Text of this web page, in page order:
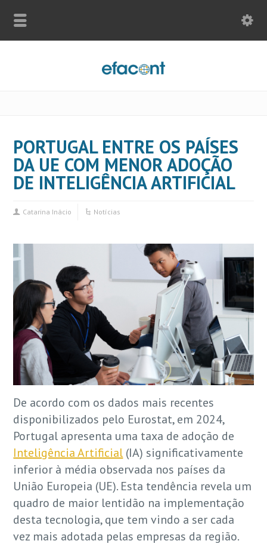
PORTUGAL ENTRE OS PAÍSES
DA UE COM MENOR ADOÇÃO
DE INTELIGÊNCIA ARTIFICIAL
Catarina Inácio Notícias
De acordo com os dados mais recentes
disponibilizados pelo Eurostat, em 2024,
Portugal apresenta uma taxa de adoção de
Inteligência Artificial (IA) significativamente
inferior à média observada nos países da
União Europeia (UE). Esta tendência revela um
quadro de maior lentidão na implementação
desta tecnologia, que tem vindo a ser cada
vez mais adotada pelas empresas da região.